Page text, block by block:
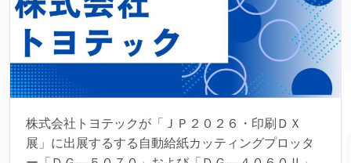
株式会社トヨテックが「ＪＰ２０２６・印刷ＤＸ
展」に出展するする自動給紙カッティングプロッタ